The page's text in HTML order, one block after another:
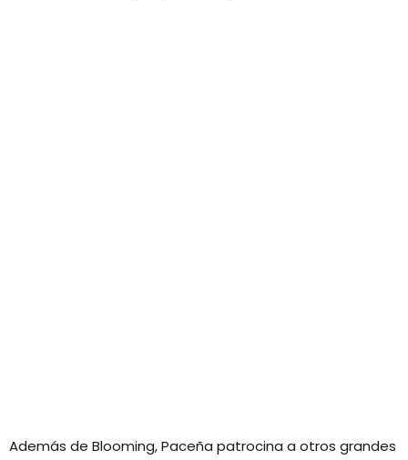
Además de Blooming, Paceña patrocina a otros grandes